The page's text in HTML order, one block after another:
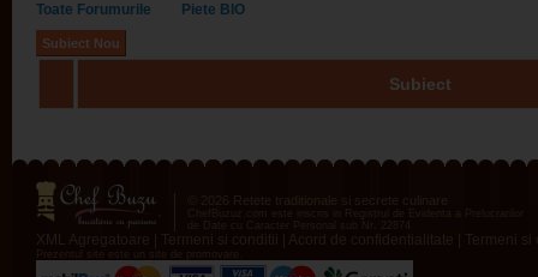
Toate Forumurile Piete BIO
Subiect Nou
Subiect
© 2026 Retete traditionale si secrete culinare
XML Agregatoare Termeni si conditii Acord de confidentialitate Termeni